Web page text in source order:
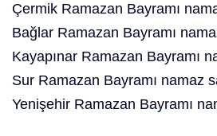
Çermik Ramazan Bayramı
Bağlar Ramazan Bayramı
Kayapınar Ramazan Bayramı
Sur Ramazan Bayramı namaz
Yenişehir Ramazan Bayramı